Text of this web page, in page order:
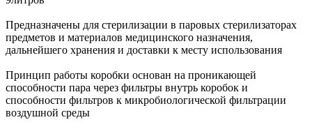
Предназначены для стерилизации в паровых стерилизаторах
предметов и материалов медицинского назначения,
дальнейшего хранения и доставки к месту использования
Принцип работы коробки основан на проникающей
способности пара через фильтры внутрь коробок и
способности фильтров к микробиологической фильтрации
воздушной среды